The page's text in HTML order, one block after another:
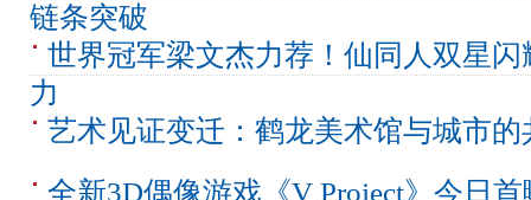
链条突破
世界冠军梁文杰力荐！仙同人双星
力
艺术见证变迁：鹤龙美术馆与城市的
全新3D偶像游戏《V Project》今日